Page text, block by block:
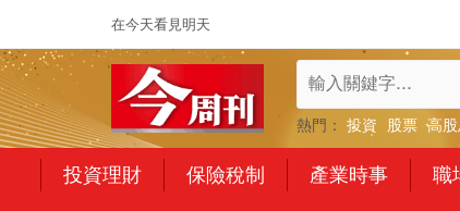
在今天看見明天
熱門： 投資 股票 高
投資理財 保險稅制 產業時事 職